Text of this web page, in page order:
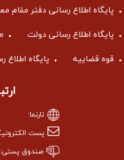
پایگاه اطلاع رسانی دفتر مقام
پایگاه اطلاع رسانی دولت
قوه قضاییه پایگاه اطلاع
تارنما:
پست
صندوق پستی: